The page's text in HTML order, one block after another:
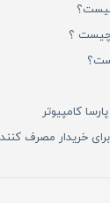
چیست ؟
کامپیوتر
خریدار مصرف